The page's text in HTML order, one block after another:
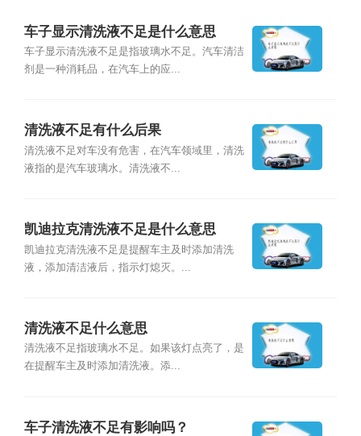
车子显示清洗液不足是什么意思
车子显示清洗液不足是指玻璃水不足。汽车清洁
剂是一种消耗品，在汽车上的应...
清洗液不足有什么后果
清洗液不足对车没有危害，在汽车领域里，清洗
液指的是汽车玻璃水。清洗液不...
凯迪拉克清洗液不足是什么意思
凯迪拉克清洗液不足是提醒车主及时添加清洗
液，添加清洁液后，指示灯熄灭。...
清洗液不足什么意思
清洗液不足指玻璃水不足。如果该灯点亮了，是
在提醒车主及时添加清洗液。添...
车子清洗液不足有影响吗？